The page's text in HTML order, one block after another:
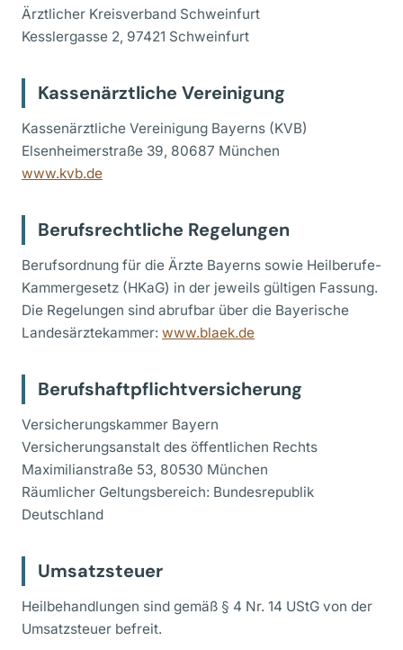
Ärztlicher Kreisverband Schweinfurt
Kesslergasse 2, 97421 Schweinfurt
Kassenärztliche Vereinigung
Kassenärztliche Vereinigung Bayerns (KVB)
Elsenheimerstraße 39, 80687 München
www.kvb.de
Berufsrechtliche Regelungen
Berufsordnung für die Ärzte Bayerns sowie Heilberufe-
Kammergesetz (HKaG) in der jeweils gültigen Fassung.
Die Regelungen sind abrufbar über die Bayerische
Landesärztekammer: www.blaek.de
Berufshaftpflichtversicherung
Versicherungskammer Bayern
Versicherungsanstalt des öffentlichen Rechts
Maximilianstraße 53, 80530 München
Räumlicher Geltungsbereich: Bundesrepublik
Deutschland
Umsatzsteuer
Heilbehandlungen sind gemäß § 4 Nr. 14 UStG von der
Umsatzsteuer befreit.